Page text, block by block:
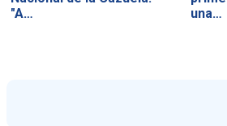
"A…
una…